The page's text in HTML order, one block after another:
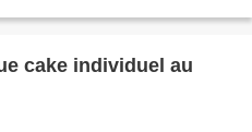
cake individuel au